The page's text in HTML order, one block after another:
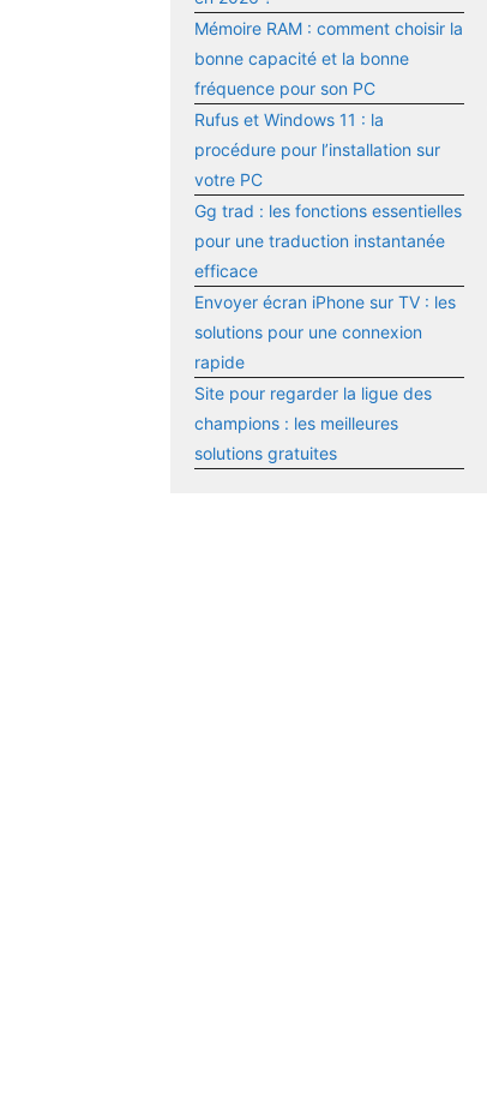
Mémoire RAM : comment choisir la
bonne capacité et la bonne
fréquence pour son PC
Rufus et Windows 11 : la
procédure pour l’installation sur
votre PC
Gg trad : les fonctions essentielles
pour une traduction instantanée
efficace
Envoyer écran iPhone sur TV : les
solutions pour une connexion
rapide
Site pour regarder la ligue des
champions : les meilleures
solutions gratuites